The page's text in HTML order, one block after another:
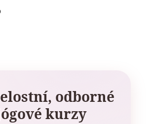
odborné
kurzy